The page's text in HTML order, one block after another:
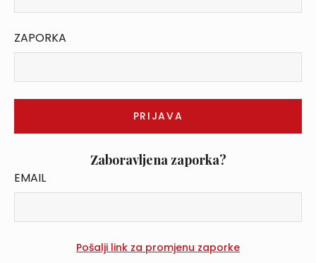
ZAPORKA
Zaboravljena zaporka?
EMAIL